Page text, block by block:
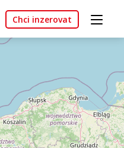
Chci inzerovat